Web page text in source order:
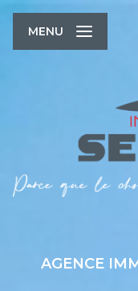
MENU
AGENCE